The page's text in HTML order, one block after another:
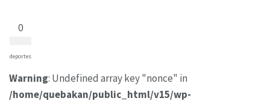
0
deportes
Warning: Undefined array key "nonce" in
/home/quebakan/public_html/v15/wp-